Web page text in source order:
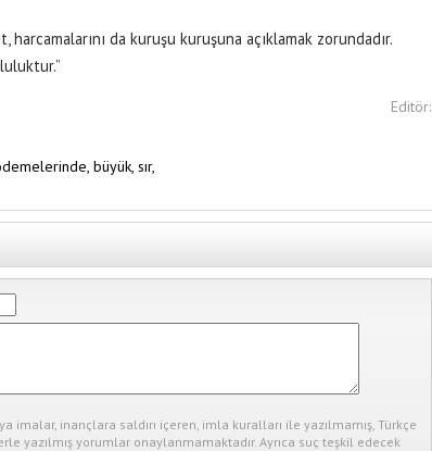
da kuruşu kuruşuna açıklamak zorundadır.
Editör:
büyük, sır,
imalar, inançlara saldırı içeren, imla kuralları ile yazılmamış, Türkçe
yazılmış yorumlar onaylanmamaktadır. Ayrıca suç teşkil edecek